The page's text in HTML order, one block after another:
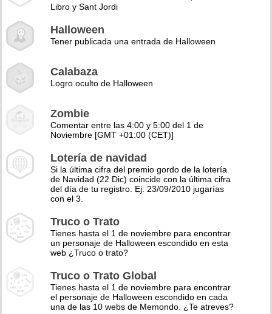
Libro y Sant Jordi
Halloween
Tener publicada una entrada de Halloween
Calabaza
Logro oculto de Halloween
Zombie
Comentar entre las 4:00 y 5:00 del 1 de
Noviembre [GMT +01:00 (CET)]
Lotería de navidad
Si la última cifra del premio gordo de la lotería
de Navidad (22 Dic) coincide con la última cifra
del día de tu registro. Ej: 23/09/2010 jugarías
con el 3.
Truco o Trato
Tienes hasta el 1 de noviembre para encontrar
un personaje de Halloween escondido en esta
web ¿Truco o trato?
Truco o Trato Global
Tienes hasta el 1 de noviembre para encontrar
el personaje de Halloween escondido en cada
una de las 10 webs de Memondo. ¿Te atreves?